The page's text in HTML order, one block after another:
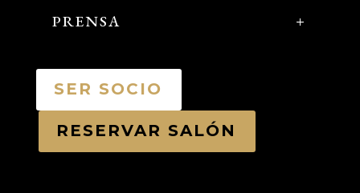
PRENSA
SER SOCIO
RESERVAR SALÓN